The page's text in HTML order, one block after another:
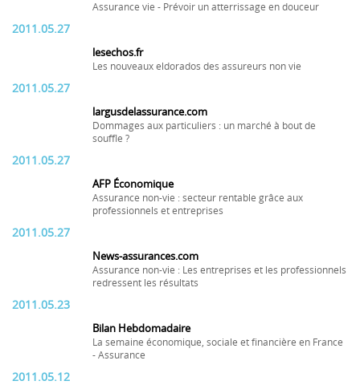
Assurance vie - Prévoir un atterrissage en douceur
2011.05.27
lesechos.fr
Les nouveaux eldorados des assureurs non vie
2011.05.27
largusdelassurance.com
Dommages aux particuliers : un marché à bout de
souffle ?
2011.05.27
AFP Économique
Assurance non-vie : secteur rentable grâce aux
professionnels et entreprises
2011.05.27
News-assurances.com
Assurance non-vie : Les entreprises et les professionnels
redressent les résultats
2011.05.23
Bilan Hebdomadaire
La semaine économique, sociale et financière en France
- Assurance
2011.05.12